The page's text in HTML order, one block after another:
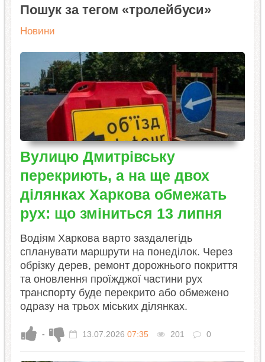
Пошук за тегом «тролейбуси»
Новини
Вулицю Дмитрівську
перекриють, а на ще двох
ділянках Харкова обмежать
рух: що зміниться 13 липня
Водіям Харкова варто заздалегідь
спланувати маршрути на понеділок. Через
обрізку дерев, ремонт дорожнього покриття
та оновлення проїжджої частини рух
транспорту буде перекрито або обмежено
одразу на трьох міських ділянках.
- 13.07.2026 07:35 201 0